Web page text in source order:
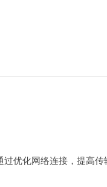
化网络连接，提高传